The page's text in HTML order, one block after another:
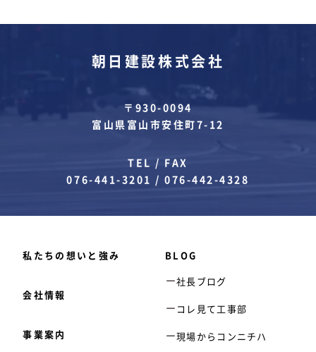
朝日建設株式会社
〒930-0094
富山県富山市安住町7-12
TEL / FAX
076-441-3201 /076-442-4328
私たちの想いと強み
会社情報
事業案内
BLOG
社長ブログ
コレ見て工事部
現場からコンニチハ